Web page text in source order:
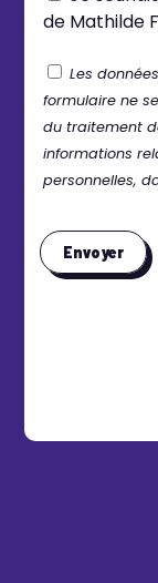
de Mathilde
Les
formulaire ne
du traitement
informations
personnelles,